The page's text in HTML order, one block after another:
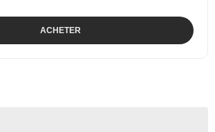
ACHETER